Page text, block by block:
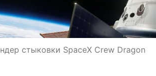
стыковки SpaceX Crew Dragon